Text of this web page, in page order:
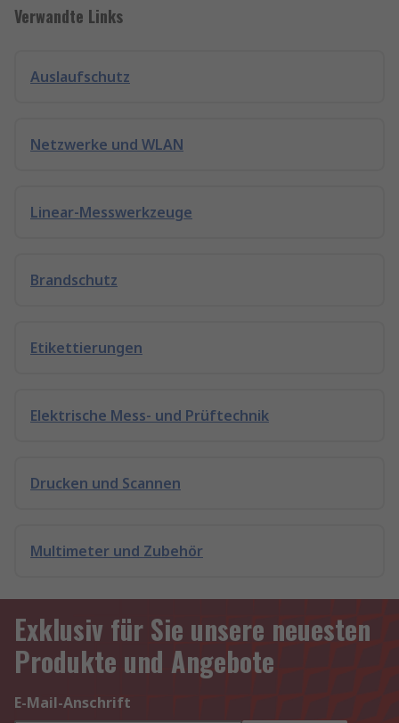
Verwandte Links
Auslaufschutz
Netzwerke und WLAN
Linear-Messwerkzeuge
Brandschutz
Etikettierungen
Elektrische Mess- und Prüftechnik
Drucken und Scannen
Multimeter und Zubehör
Exklusiv für Sie unsere neuesten
Produkte und Angebote
E-Mail-Anschrift